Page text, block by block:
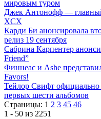
мировым туром
Джек Антонофф —
XCX
Карди Би анонсировала
релиз 19 сентября
Сабрина Карпентер
Friend”
Финнеас и Ashe
Favors!
Тейлор Свифт официально
первых шести альбомов
Страницы: 1 2 3 45 46
1 - 50 из 2251